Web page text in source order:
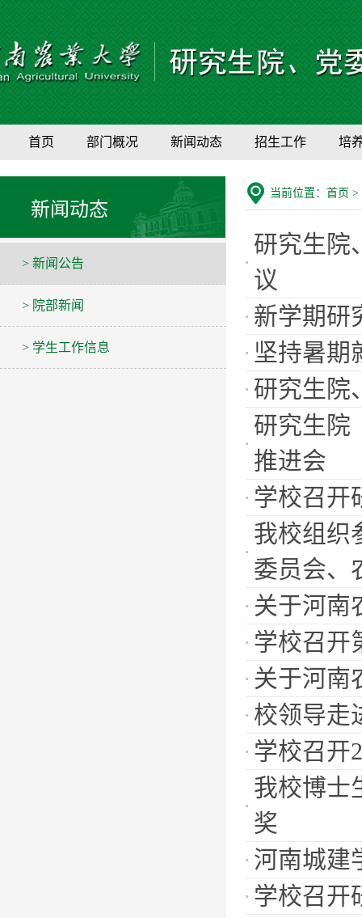
首页 部门概况 新闻动态 招生工作 培
新闻动态
> 新闻公告
> 院部新闻
> 学生工作信息
当前位置： 首页 >
研究生院
议
新学期研
坚持暑期
研究生院
研究生院
推进会
学校召开
我校组织
委员会、
关于河南
学校召开
关于河南
校领导走
学校召开
我校博士
奖
河南城建
学校召开